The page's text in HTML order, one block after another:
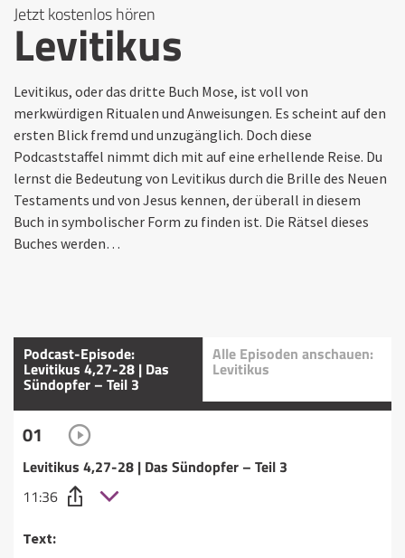
Jetzt kostenlos hören
Levitikus
Levitikus, oder das dritte Buch Mose, ist voll von
merkwürdigen Ritualen und Anweisungen. Es scheint auf den
ersten Blick fremd und unzugänglich. Doch diese
Podcaststaffel nimmt dich mit auf eine erhellende Reise. Du
lernst die Bedeutung von Levitikus durch die Brille des Neuen
Testaments und von Jesus kennen, der überall in diesem
Buch in symbolischer Form zu finden ist. Die Rätsel dieses
Buches werden…
Podcast-Episode:
Levitikus 4,27-28 | Das
Sündopfer – Teil 3
Alle Episoden anschauen:
Levitikus
01
Levitikus 4,27-28 | Das Sündopfer – Teil 3
11:36
Text: